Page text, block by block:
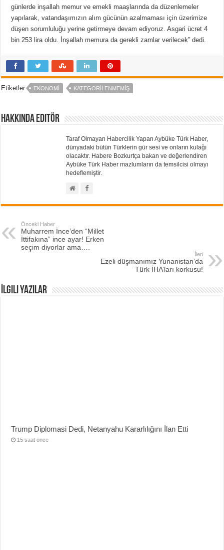
günlerde inşallah memur ve emekli maaşlarında da düzenlemeler
yapılarak, vatandaşımızın alım gücünün azalmaması için üzerimize
düşen sorumluluğu yerine getirmeye devam ediyoruz. Asgari ücret 4
bin 253 lira oldu. İnşallah memura da gerekli zamlar verilecek” dedi.
Etiketler EKONOMI KATEGORILENMEMIŞ
Hakkında Editör
Taraf Olmayan Habercilik Yapan Aybüke Türk Haber,
dünyadaki bütün Türklerin gür sesi ve onların kulağı
olacaktır. Habere Bozkurtça bakan ve değerlendiren
Aybüke Türk Haber mazlumların da temsilcisi olmayı
hedeflemiştir.
Önceki Haber
Muharrem İnce’den “Millet
İttifakına” ince ayar! Erken
seçim diyorlar ama….
İleri
Ezeli düşmanımız Yunanistan’da
Türk İHA’ları korkusu!
İlgili Yazılar
Trump Diplomasi Dedi, Netanyahu Kararlılığını İlan Etti
15 saat önce